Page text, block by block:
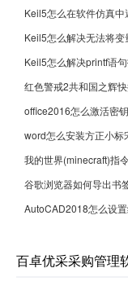
红色警戒2共和国之辉
office2016怎么激活密
word怎么安装方正小
我的世界(minecraft)指
谷歌浏览器如何导出书
AutoCAD2018怎么设
百卓优采采购管理